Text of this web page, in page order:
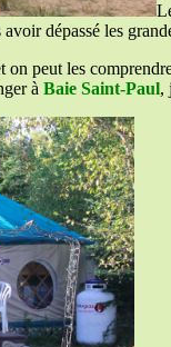
dépassé les
on peut les
à Baie Saint-Paul,